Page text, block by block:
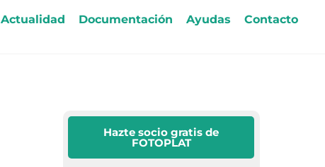
Actualidad Documentación Ayudas Contacto
Hazte socio gratis de
FOTOPLAT